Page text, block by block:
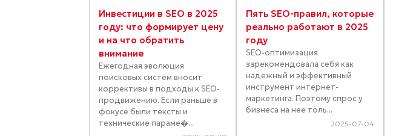
Инвестиции в SEO в 2025
году: что формирует цену
и на что обратить
внимание
Ежегодная эволюция
поисковых систем вносит
коррективы в подходы к SEO-
продвижению. Если раньше в
фокусе были тексты и
технические параме�...
Пять SEO-правил, которые
реально работают в 2025
году
SEO-оптимизация
зарекомендовала себя как
надежный и эффективный
инструмент интернет-
маркетинга. Поэтому спрос у
бизнеса на нее толь...
2025-07-04